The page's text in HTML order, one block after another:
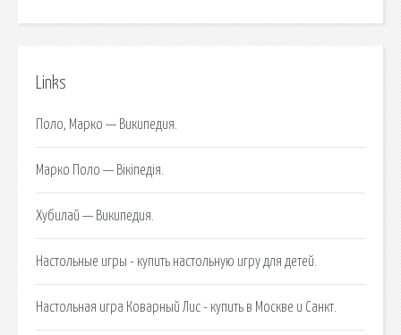
Links
Поло, Марко — Википедия.
Марко Поло — Вікіпедія.
Хубилай — Википедия.
Настольные игры - купить настольную игру для детей.
Настольная игра Коварный Лис - купить в Москве и Санкт.